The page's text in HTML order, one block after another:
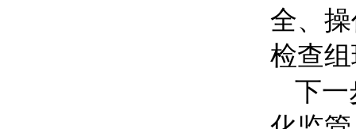
全、
检查
下一